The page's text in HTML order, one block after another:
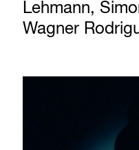
Lehmann,
Wagner